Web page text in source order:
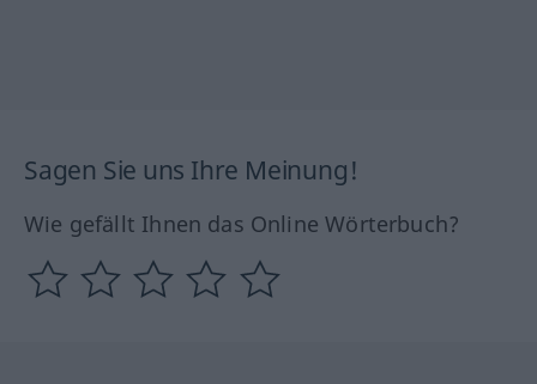
Sagen Sie uns Ihre Meinung!
Wie gefällt Ihnen das Online Wörterbuch?